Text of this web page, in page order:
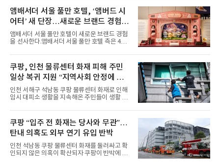
력을 앞세워 매 무대 색다른 볼거리를 선사했다.
특히 화사한 파스텔 톤의 비치웨어부터 청량한
마린룩, 햇살 아래 반짝이는 물결을 연상시키는
스커트, 강렬한 붉은 계열의 스타일링까지 각기
다른 매력을 선보였다. 브브걸은 다채로운 여름
패션을 완벽하게 소화하며 보
앰배서더 서울 풀만 호텔, ‘앰버드 시
어터’ 새 단장…새로운 브랜드 경험 선
사
앰배서더 서울 풀만 호텔이 새로운 브랜드 경험
을 선사한다.앰배서더 서울 풀만 호텔 측은 4일
이야기를 담은 인형 극장 콘셉트의 공간 ‘앰버드
시어터(Ambird Theater)’를 새롭게 선보인
다”고 밝혔다.앰배서더 서울 풀만 호텔은 로비
한편에 마련된 앰버드 존을 통해 앰버드의 세계
관을 소개해왔다. 앰버드 존은 앰버드가 우주여
행 중 수집한 다양한 굿즈를 전시한 '앰버드 플래
닛(Ambird Planet)과 계절별 플라워 연출로 사
라 극장을 모티브로 한 데코레이션으로 구성됐
다. 무대 공간 및 티켓 박스
쿠팡, 인천 물류센터 화재 피해 주민
일상 복귀 지원 “지역사회 안정에 총
력”
인천 서해구 석남동 쿠팡 물류센터 화재로 인해
임시 대피소 생활을 지속해온 주민들이 생활 터
필먼트서비스(CFS)가 지난 28일부터 화재 피해
주민을 대상으로 전문 출장 청소서비스 지원에
나섬으로써 본격적인 지역사회 복구 작업이 시
작된 것이다.대피소 주민 중심 청소 접수, 첫날
부터 2가구 지원 완료CFS는 신현초등학교, 신
현북초등학교, 신현여자중학교 등 인천 서해구
관내 임시 대피소 3곳에서 체류해온 화재 피해
쿠팡 “입주 전 화재는 당사와 무관”…
탄내 의혹도 외부 연기 유입 반박
인천 석남동 쿠팡 물류센터 화재를 둘러싸고 확
인되지 않은 의혹이 확산되자 쿠팡이 반박에 나